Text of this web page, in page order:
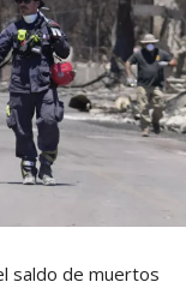
saldo de muertos